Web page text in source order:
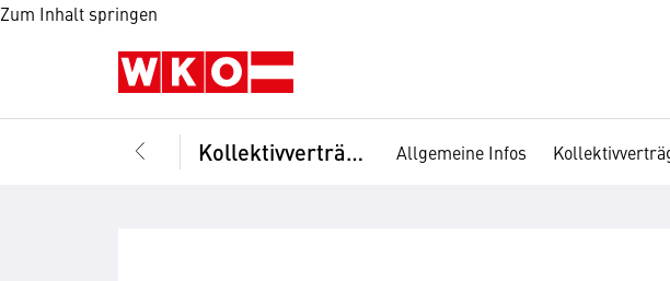
Zum Inhalt springen
Kollektivverträge Allgemeine Infos